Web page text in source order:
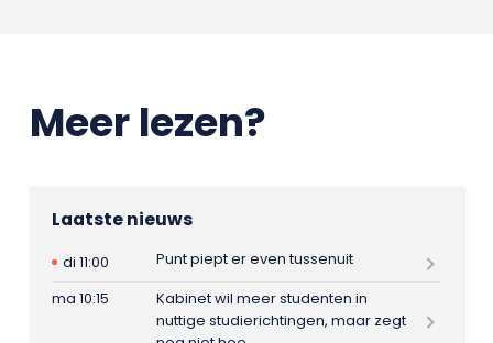
Meer lezen?
Laatste nieuws
di 11:00
Punt piept er even tussenuit
ma 10:15
Kabinet wil meer studenten in
nuttige studierichtingen, maar zegt